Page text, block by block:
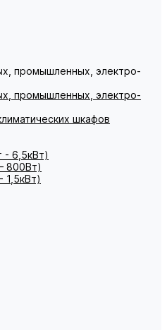
промышленных, электро-
промышленных, электро-
шкафов
6,5кВт)